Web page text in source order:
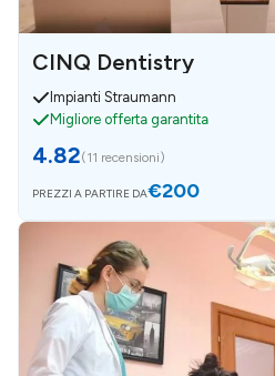
CINQ Dentistry
Impianti Straumann
Migliore offerta garantita
4.82(11 recensioni)
PREZZI A PARTIRE DA€200